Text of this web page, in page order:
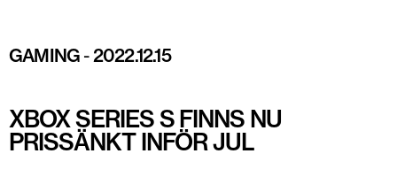
GAMING -2022.12.15
XBOX SERIES S FINNS NU
PRISSÄNKT INFÖR JUL